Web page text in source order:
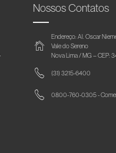
Nossos Contatos
Endereço: Al. Oscar
Vale do Sereno
Nova Lima / MG – CEP:
(31) 3215-6400
0800-760-0305 -